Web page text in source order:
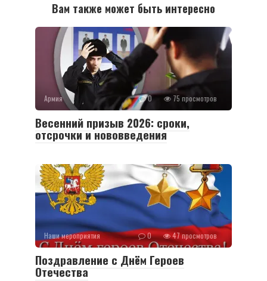
Вам также может быть интересно
Армия 0 75 просмотров
Весенний призыв 2026: сроки,
отсрочки и нововведения
Наши мероприятия 0 47 просмотров
Поздравление с Днём Героев
Отечества